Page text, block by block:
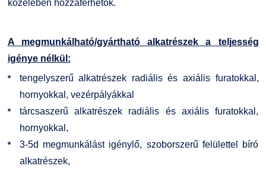
közelében hozzáférhetők.
A megmunkálható/gyártható alkatrészek a teljesség
igénye nélkül:
tengelyszerű alkatrészek radiális és axiális furatokkal,
hornyokkal, vezérpályákkal
tárcsaszerű alkatrészek radiális és axiális furatokkal,
hornyokkal,
3-5d megmunkálást igénylő, szoborszerű felülettel bíró
alkatrészek,